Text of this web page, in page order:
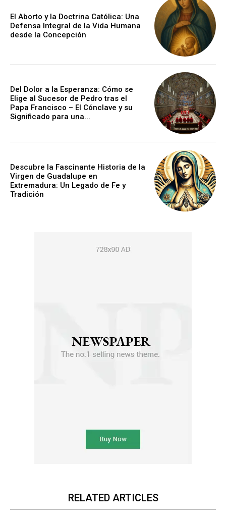
El Aborto y la Doctrina Católica: Una
Defensa Integral de la Vida Humana
desde la Concepción
Del Dolor a la Esperanza: Cómo se
Elige al Sucesor de Pedro tras el
Papa Francisco – El Cónclave y su
Significado para una...
Descubre la Fascinante Historia de la
Virgen de Guadalupe en
Extremadura: Un Legado de Fe y
Tradición
RELATED ARTICLES